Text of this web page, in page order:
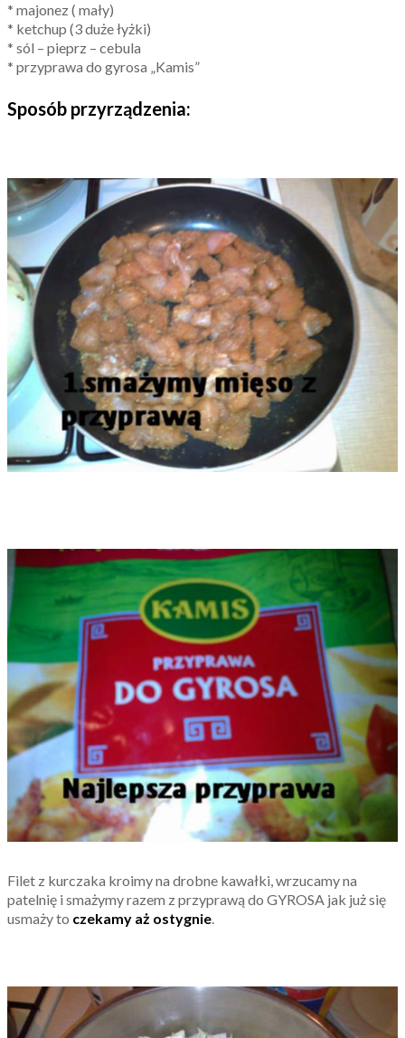
* majonez ( mały)
* ketchup (3 duże łyżki)
* sól – pieprz – cebula
* przyprawa do gyrosa „Kamis”
Sposób przyrządzenia:
Filet z kurczaka kroimy na drobne kawałki, wrzucamy na
patelnię i smażymy razem z przyprawą do GYROSA jak już się
usmaży to czekamy aż ostygnie.